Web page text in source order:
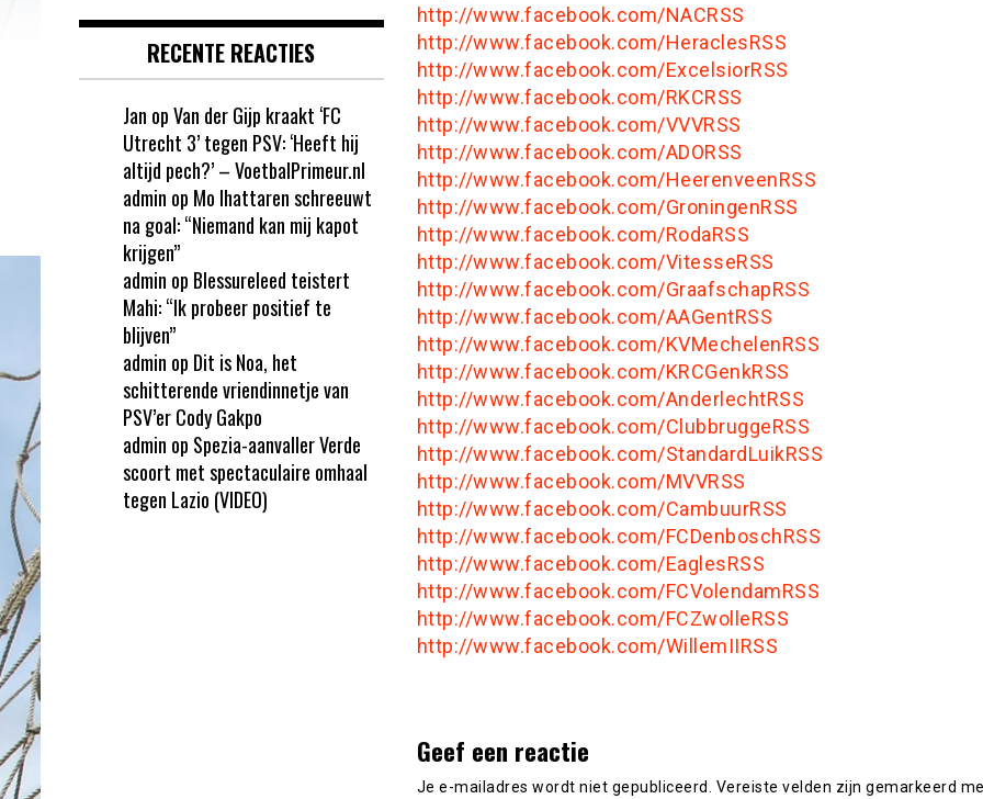
http://www.facebook.com/NACRSS
http://www.facebook.com/HeraclesRSS
http://www.facebook.com/ExcelsiorRSS
http://www.facebook.com/RKCRSS
http://www.facebook.com/VVVRSS
http://www.facebook.com/ADORSS
http://www.facebook.com/HeerenveenRSS
http://www.facebook.com/GroningenRSS
http://www.facebook.com/RodaRSS
http://www.facebook.com/VitesseRSS
http://www.facebook.com/GraafschapRSS
http://www.facebook.com/AAGentRSS
http://www.facebook.com/KVMechelenRSS
http://www.facebook.com/KRCGenkRSS
http://www.facebook.com/AnderlechtRSS
http://www.facebook.com/ClubbruggeRSS
http://www.facebook.com/StandardLuikRSS
http://www.facebook.com/MVVRSS
http://www.facebook.com/CambuurRSS
http://www.facebook.com/FCDenboschRSS
http://www.facebook.com/EaglesRSS
http://www.facebook.com/FCVolendamRSS
http://www.facebook.com/FCZwolleRSS
http://www.facebook.com/WillemIIRSS
Geef een reactie
Je e-mailadres wordt niet gepubliceerd.
Vereiste velden zijn gemarkeerd
RECENTE REACTIES
Jan opVan der Gijp kraakt ‘FC
Utrecht 3’ tegen PSV: ‘Heeft hij
altijd pech?’ – VoetbalPrimeur.nl
admin op Mo Ihattaren schreeuwt
na goal: “Niemand kan mij kapot
krijgen”
admin op Blessureleed teistert
Mahi: “Ik probeer positief te
blijven”
admin op Dit is Noa, het
schitterende vriendinnetje van
PSV’er Cody Gakpo
admin op Spezia-aanvaller Verde
scoort met spectaculaire omhaal
tegen Lazio (VIDEO)